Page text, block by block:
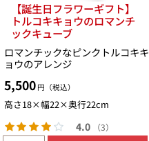
【誕生日フラワーギフト】
トルコキキョウのロマンチ
ックキューブ
ロマンチックなピンクトルコキキ
ョウのアレンジ
5,500 円（税込）
高さ18×幅22×奥行22cm
4.0 （3）